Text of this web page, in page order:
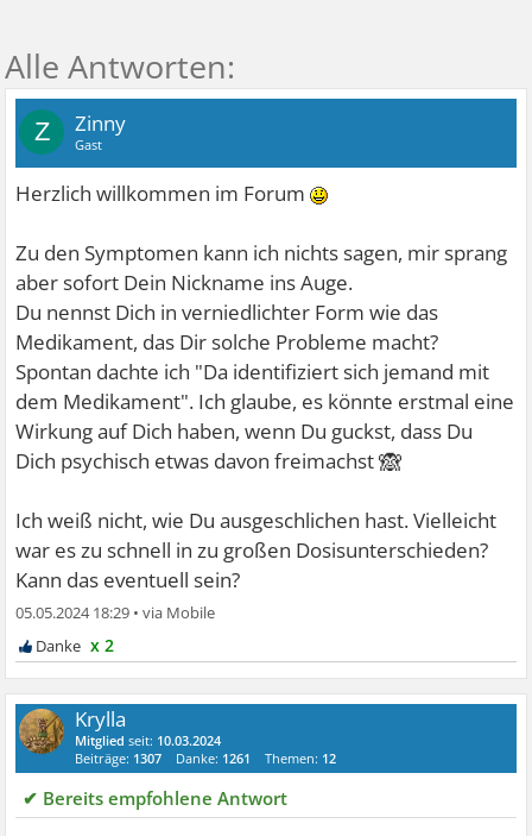
Z Zinny
Gast
Herzlich willkommen im Forum
Zu den Symptomen kann ich nichts sagen, mir sprang
aber sofort Dein Nickname ins Auge.
Du nennst Dich in verniedlichter Form wie das
Medikament, das Dir solche Probleme macht?
Spontan dachte ich "Da identifiziert sich jemand mit
dem Medikament". Ich glaube, es könnte erstmal eine
Wirkung auf Dich haben, wenn Du guckst, dass Du
Dich psychisch etwas davon freimachst🙈
Ich weiß nicht, wie Du ausgeschlichen hast. Vielleicht
war es zu schnell in zu großen Dosisunterschieden?
Kann das eventuell sein?
05.05.2024 18:29 •
x 2
Krylla
Mitglied seit: 10.03.2024
Beiträge: 1307 Danke: 1261 Themen: 12
✔ Bereits empfohlene Antwort